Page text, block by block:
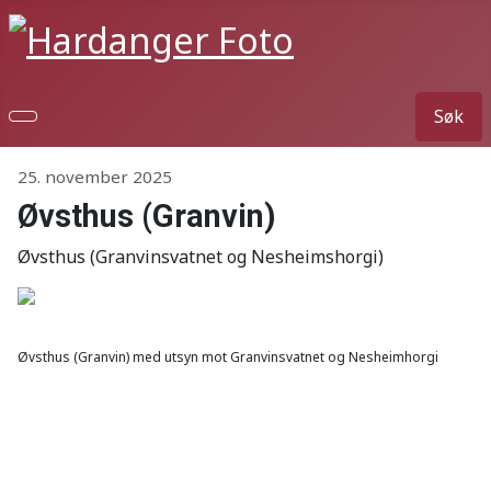
Søk
Detaljer
25. november 2025
Øvsthus (Granvin)
Øvsthus (Granvinsvatnet og Nesheimshorgi)
Øvsthus (Granvin) med utsyn mot Granvinsvatnet og Nesheimhorgi